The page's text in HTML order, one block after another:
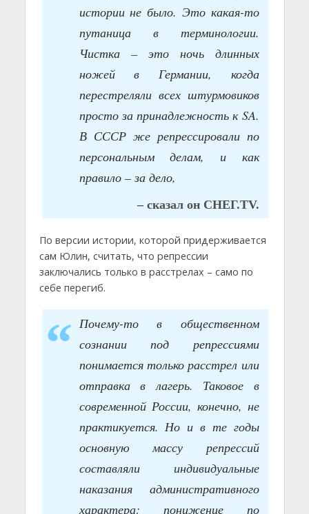
истории не было. Это какая-то
путаница в терминологии.
Чистка – это ночь длинных
ножей в Германии, когда
перестреляли всех штурмовиков
просто за принадлежность к SA.
В СССР же репрессировали по
персональным делам, и как
правило – за дело,
– сказал он СНЕГ.TV.
По версии истории, которой придерживается
сам Юлин, считать, что репрессии
заключались только в расстрелах – само по
себе перегиб.
Почему-то в общественном
сознании под репрессиями
понимается только расстрел или
отправка в лагерь. Таковое в
современной России, конечно, не
практикуется. Но и в те годы
основную массу репрессий
составляли индивидуальные
наказания административного
характера: понижение по